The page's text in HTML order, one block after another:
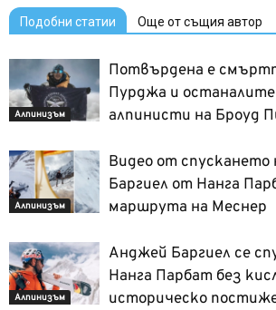
Подобни статии Още от същия автор
Алпинизъм
Потвърдена е
Пурджа и
алпинисти на Броуд
Алпинизъм
Видео от
Баргиел от Нанга
маршрута на Меснер
Алпинизъм
Анджей Баргиел се
Нанга Парбат без
историческо